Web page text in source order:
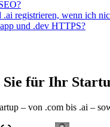
registrieren, wenn ich
und .dev HTTPS?
für Ihr
– von .com bis .ai –